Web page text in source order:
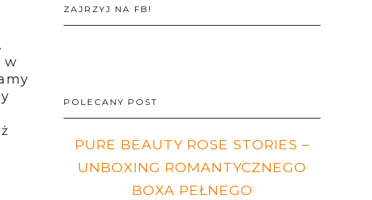
w
ZAJRZYJ NA FB!
POLECANY POST
PURE BEAUTY ROSE STORIES –
UNBOXING ROMANTYCZNEGO
BOXA PEŁNEGO